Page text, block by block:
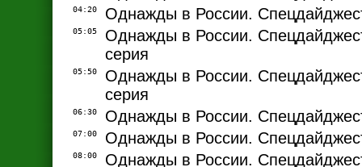
04:20 Однажды в России.
05:05
Однажды в России.
серия
05:50
Однажды в России.
серия
06:30 Однажды в России.
07:00 Однажды в России.
08:00 Однажды в России.